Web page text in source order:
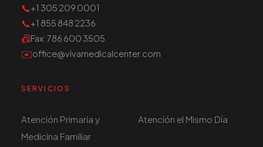
📞+1 305 209 0001
📞+1 855 848 2236
📠Fax: 786 600 3505
✉️office@vivamedicalcenter.com
SERVICIOS
Atención Primaria y
Medicina Familiar
Atención el Mismo Día